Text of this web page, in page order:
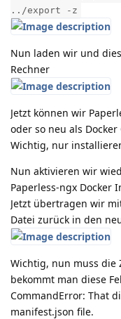
../export -z
Nun laden wir und
Rechner
Jetzt können wir
oder so neu als
Wichtig, nur
Nun aktivieren wir
Paperless-ngx Docker
Jetzt übertragen wir
Datei zurück in den
Wichtig, nun muss die
bekommt man diese
CommandError: That
manifest.json file.